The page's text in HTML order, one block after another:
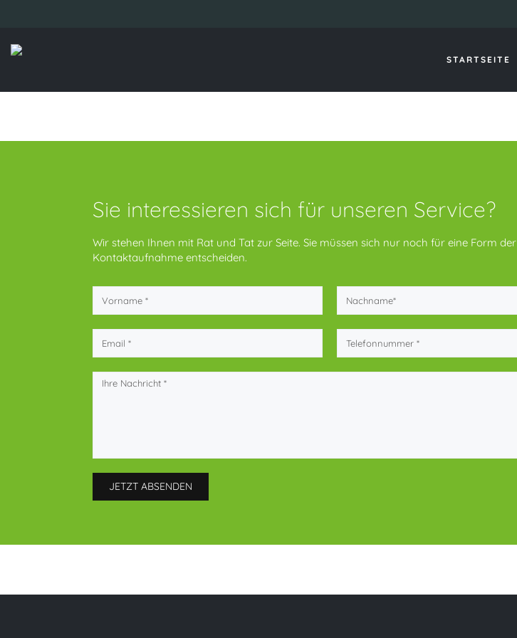
STARTSEITE
Sie interessieren sich für unseren Service?
Wir stehen Ihnen mit Rat und Tat zur Seite. Sie müssen sich nur noch für eine Form der
Kontaktaufnahme entscheiden.
JETZT ABSENDEN